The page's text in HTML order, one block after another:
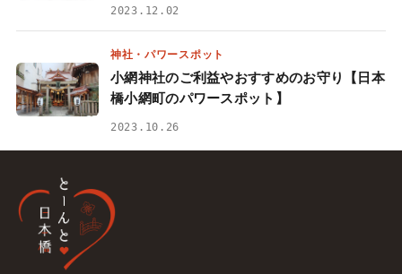
2023.12.02
神社・パワースポット
小網神社のご利益やおすすめのお守り【日本
橋小網町のパワースポット】
2023.10.26